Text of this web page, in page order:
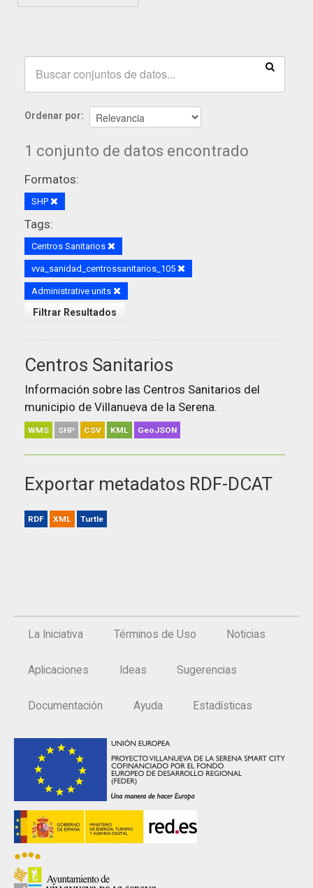
Ordenar por
1 conjunto de datos encontrado
Formatos:
SHP
Tags:
Centros Sanitarios
vva_sanidad_centrossanitarios_105
Administrative units
Filtrar Resultados
Centros Sanitarios
Información sobre las Centros Sanitarios del
municipio de Villanueva de la Serena.
WMS SHP CSV KML GeoJSON
Exportar metadatos RDF-DCAT
RDF XML Turtle
La Iniciativa Términos de Uso Noticias
Aplicaciones Ideas Sugerencias
Documentación Ayuda Estadísticas